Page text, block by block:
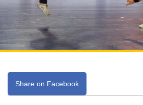
Share on Facebook